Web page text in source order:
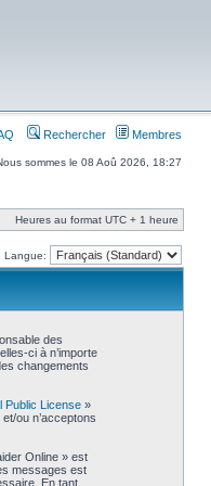
Rechercher Membres
sommes le 08 Aoû 2026, 18:27
Heures au format UTC + 1 heure
Langue:
des
ci à n’importe
changements
Public License»
ou n’acceptons
Online » est
messages est
En tant